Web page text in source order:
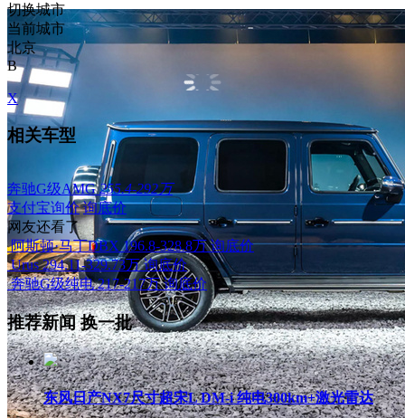
切换城市
当前城市
北京
B
X
相关车型
奔驰G级AMG 255.4-292万
支付宝询价 询底价
网友还看了
阿斯顿·马丁DBX 196.8-328.8万 询底价
Urus 294.11-329.73万 询底价
奔驰G级纯电 217-217万 询底价
推荐新闻换一批
东风日产NX7尺寸超宋L DM-i 纯电300km+激光雷达